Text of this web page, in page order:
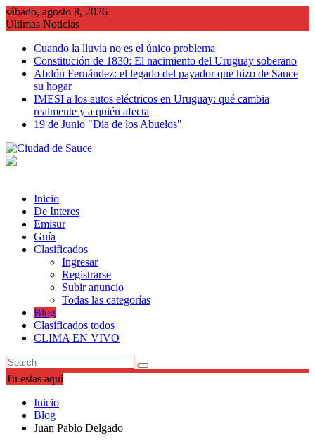
Saltar
al
sábado, agosto 8, 2026
Ultimas Noticias
Cuando la lluvia no es el único problema
Constitución de 1830: El nacimiento del Uruguay soberano
Abdón Fernández: el legado del payador que hizo de Sauce
su hogar
IMESI a los autos eléctricos en Uruguay: qué cambia
realmente y a quién afecta
19 de Junio "Día de los Abuelos"
Inicio
De Interes
Emisur
Guía
Clasificados
Ingresar
Registrarse
Subir anuncio
Todas las categorías
Blog
Clasificados todos
CLIMA EN VIVO
Tu estas aquí
Inicio
Blog
Juan Pablo Delgado